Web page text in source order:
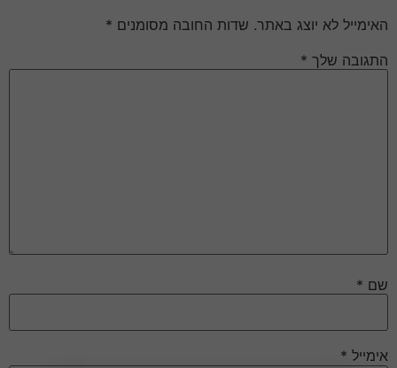
האימייל לא יוצג באתר. שדות החובה מסומנים *
התגובה שלך *
שם *
אימייל *